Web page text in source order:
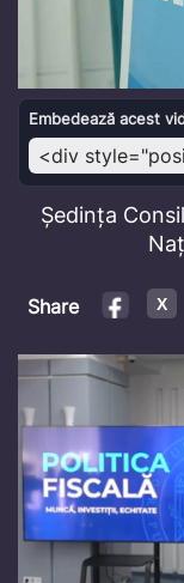
Embedează acest
Ședința
Share